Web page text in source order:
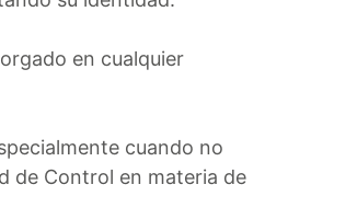
en cualquier
cuando no
de Control en materia de